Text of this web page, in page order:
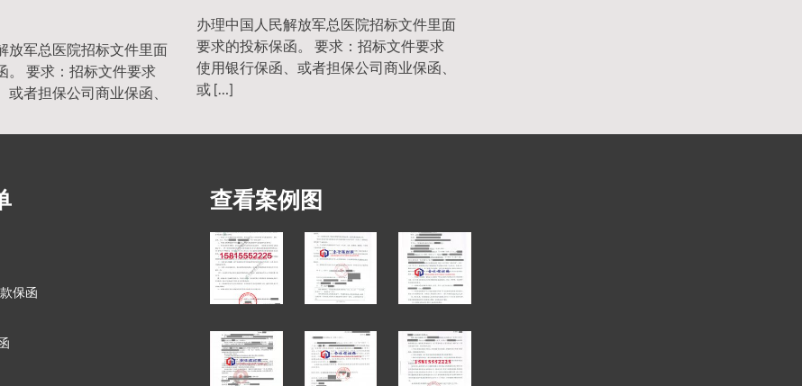
放军总医院招标文件里面
。 要求：招标文件要求
或者担保公司商业保函、
办理中国人民解放军总医院招标文件里面
要求的投标保函。 要求：招标文件要求
使用银行保函、或者担保公司商业保函、
或 […]
保函
查看案例图